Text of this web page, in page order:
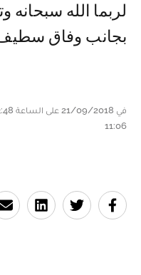
لربما الله سبحانه
بجانب وفاق سطيف
11:06